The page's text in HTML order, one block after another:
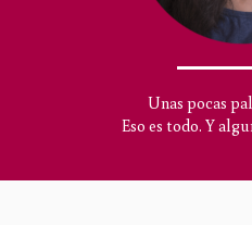
Unas pocas
Eso es todo. Y